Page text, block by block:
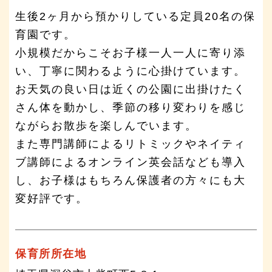
生後2ヶ月から預かりしている定員20名の保
育園です。
小規模だからこそお子様一人一人に寄り添
い、丁寧に関わるように心掛けています。
お天気の良い日は近くの公園に出掛けたく
さん体を動かし、季節の移り変わりを感じ
ながらお散歩を楽しんでいます。
また専門講師によるリトミックやネイティ
ブ講師によるオンライン英会話なども導入
し、お子様はもちろん保護者の方々にも大
変好評です。
保育所所在地